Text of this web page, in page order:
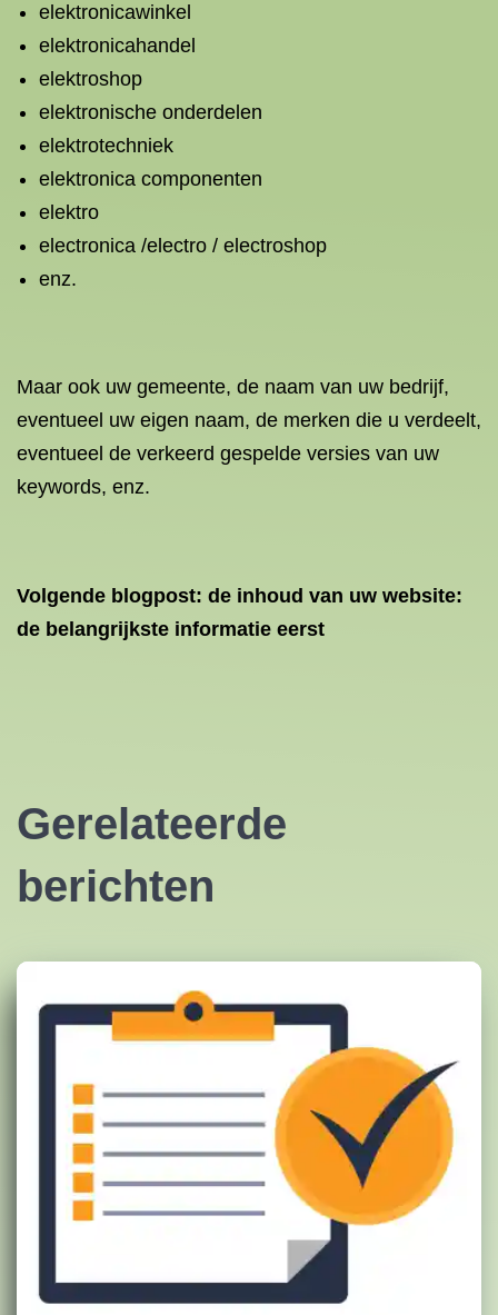
elektronicawinkel
elektronicahandel
elektroshop
elektronische onderdelen
elektrotechniek
elektronica componenten
elektro
electronica /electro / electroshop
enz.
Maar ook uw gemeente, de naam van uw bedrijf,
eventueel uw eigen naam, de merken die u verdeelt,
eventueel de verkeerd gespelde versies van uw
keywords, enz.
Volgende blogpost: de inhoud van uw website:
de belangrijkste informatie eerst
Gerelateerde
berichten